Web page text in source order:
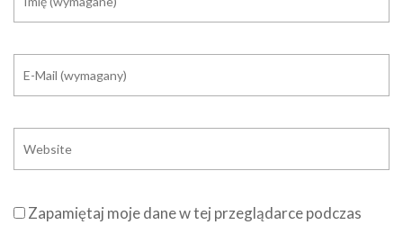
Zapamiętaj moje dane w tej przeglądarce podczas